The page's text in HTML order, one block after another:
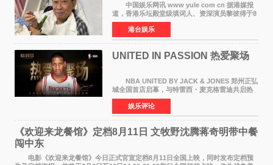
中国娱乐网讯 www yule com cn 据港媒报
道，香港乐坛殿堂级填词人、资深演员黎彼得于8
月5日上午因病离世，终年76岁。好友钟志光透
露，黎彼得今年3月中风后便卧床休养，身体机能
持续衰退，最
港台娱乐
UNITED IN PASSION 热爱聚场
NBA UNITED BY JACK & JONES 郑州正弘
城全国首店启幕，与特雷西・麦克格雷迪共启热
爱 2026 年7 月21 日，
NBAUNITEDBYJACK&JONES 全国首店，于郑
州正弘城正式启幕。NBA 传奇球星
娱乐评论
《欢迎来龙餐馆》定档8月11日 文牧野沈腾蒋奇明带中餐
闯中东
电影《欢迎来龙餐馆》今日正式官宣定档8月11日全国上映，同时发布定档预